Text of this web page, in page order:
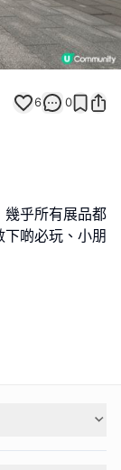
6 0
幾乎所有展品都
啲必玩、小朋